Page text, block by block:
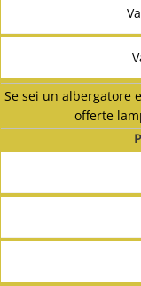
Se sei un albergatore
offerte